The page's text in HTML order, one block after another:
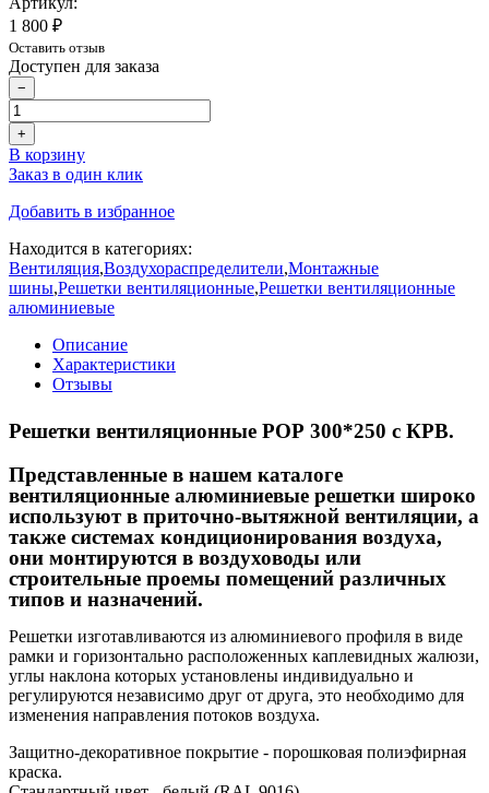
1 800 ₽
Оставить отзыв
Доступен для заказа
−
+
В корзину
Заказ в один клик
Добавить в избранное
Находится в категориях:
Вентиляция,Воздухораспределители,Монтажные
шины,Решетки вентиляционные,Решетки вентиляционные
алюминиевые
Описание
Характеристики
Отзывы
Решетки вентиляционные РОР 300*250 с КРВ.
Представленные в нашем каталоге
вентиляционные алюминиевые решетки широко
используют в приточно-вытяжной вентиляции, а
также системах кондиционирования воздуха,
они монтируются в воздуховоды или
строительные проемы помещений различных
типов и назначений.
Решетки изготавливаются из алюминиевого профиля в виде
рамки и горизонтально расположенных каплевидных жалюзи,
углы наклона которых установлены индивидуально и
регулируются независимо друг от друга, это необходимо для
изменения направления потоков воздуха.
Защитно-декоративное покрытие - порошковая полиэфирная
краска.